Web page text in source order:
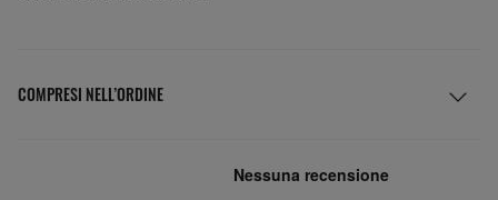
COMPRESI NELL’ORDINE